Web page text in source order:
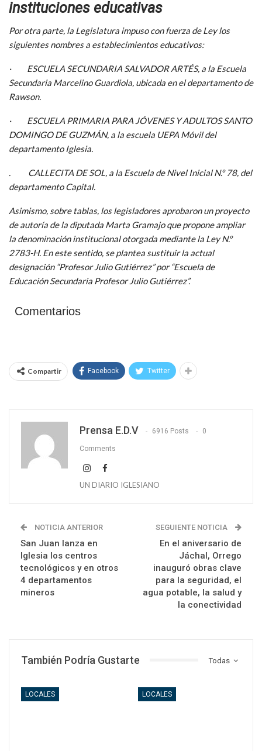
instituciones educativas
Por otra parte, la Legislatura impuso con fuerza de Ley los
siguientes nombres a establecimientos educativos:
· ESCUELA SECUNDARIA SALVADOR ARTÉS, a la Escuela
Secundaria Marcelino Guardiola, ubicada en el departamento de
Rawson.
· ESCUELA PRIMARIA PARA JÓVENES Y ADULTOS SANTO
DOMINGO DE GUZMÁN, a la escuela UEPA Móvil del
departamento Iglesia.
. CALLECITA DE SOL, a la Escuela de Nivel Inicial N.º 78, del
departamento Capital.
Asimismo, sobre tablas, los legisladores aprobaron un proyecto
de autoría de la diputada Marta Gramajo que propone ampliar
la denominación institucional otorgada mediante la Ley N.º
2783-H. En este sentido, se plantea sustituir la actual
designación “Profesor Julio Gutiérrez” por “Escuela de
Educación Secundaria Profesor Julio Gutiérrez”.
Comentarios
Compartir Facebook Twitter
Prensa E.D.V 6916 Posts 0
Comments
UN DIARIO IGLESIANO
NOTICIA ANTERIOR
San Juan lanza en
Iglesia los centros
tecnológicos y en otros
4 departamentos
mineros
SEGUIENTE NOTICIA
En el aniversario de
Jáchal, Orrego
inauguró obras clave
para la seguridad, el
agua potable, la salud y
la conectividad
Todas
También Podría Gustarte
LOCALES LOCALES